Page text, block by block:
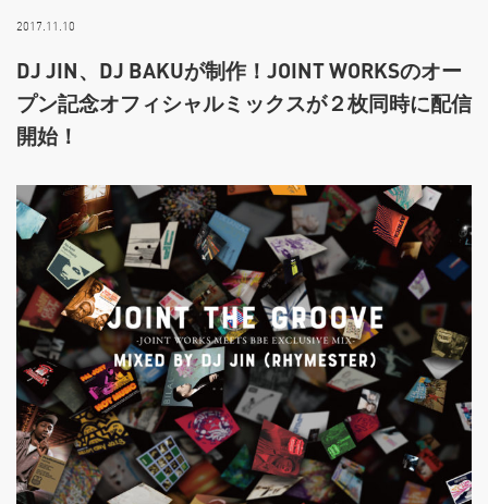
2017.11.10
DJ JIN、DJ BAKUが制作！JOINT WORKSのオー
プン記念オフィシャルミックスが２枚同時に配信
開始！